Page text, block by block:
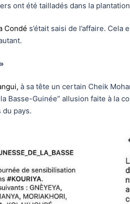
ont été tailladés dans la
Condé s’était saisi de l’affaire.
à sa tête un certain Cheik
Basse-Guinée” allusion faite à la
pays.